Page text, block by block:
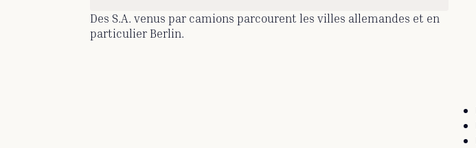
Des S.A. venus par camions parcourent les villes allemandes et en
particulier Berlin.